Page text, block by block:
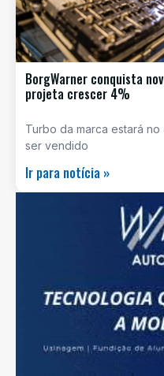
BorgWarner conquista
projeta crescer 4%
Turbo da marca estará
ser vendido
Ir para notícia »